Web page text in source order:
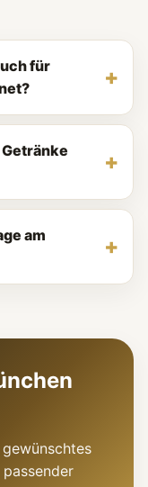
für
am